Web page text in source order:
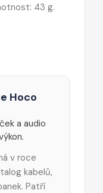
43 g.
Hoco
a audio
v roce
kabelů,
Patří